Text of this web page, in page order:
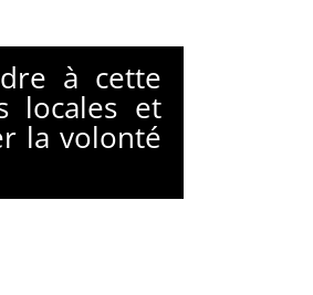
à cette
locales et
la volonté